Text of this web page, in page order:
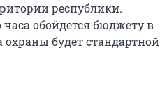
республики.
обойдется бюджету в
охраны будет стандартной